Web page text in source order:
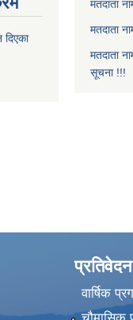
दिएका
मतदाता
मतदाता
मतदाता
सूचना !!!
प्रतिवेदन
वार्षिक